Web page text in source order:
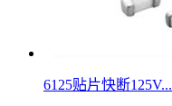
6125贴片快断125V...